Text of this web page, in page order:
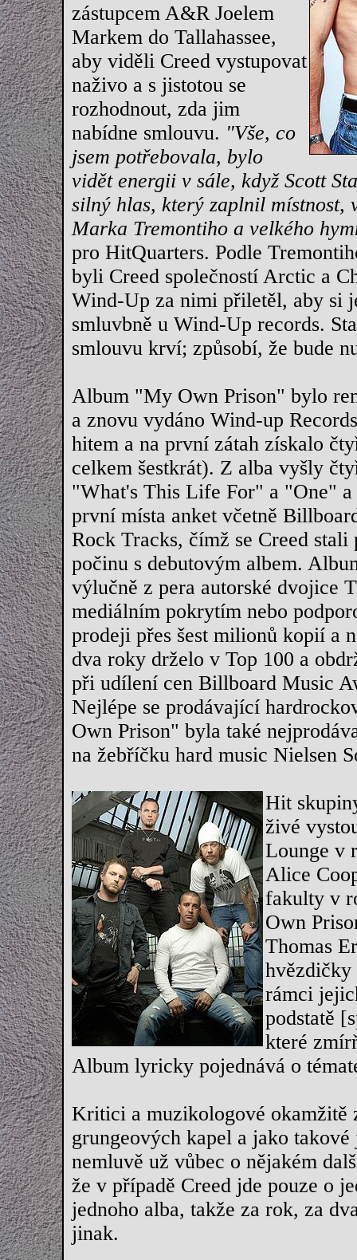
zástupcem A&R Joelem
Markem do Tallahassee,
aby viděli Creed vystupovat
naživo a s jistotou se
rozhodnout, zda jim
nabídne smlouvu. "Vše, co
jsem potřebovala, bylo
vidět energii v sále, když Scott
silný hlas, který zaplnil
Marka Tremontiho a velkého
pro HitQuarters. Podle
byli Creed společností Arctic a
Wind-Up za nimi přiletěl, aby si
smluvbně u Wind-Up records.
smlouvu krví; způsobí, že bude
Album "My Own Prison" bylo
a znovu vydáno Wind-up
hitem a na první zátah získalo
celkem šestkrát). Z alba vyšly
"What's This Life For" a "One" a
první místa anket včetně
Rock Tracks, čímž se Creed
počinu s debutovým albem.
výlučně z pera autorské dvojice
mediálním pokrytím nebo
prodeji přes šest milionů kopií a
dva roky drželo v Top 100 a
při udílení cen Billboard Music
Nejlépe se prodávající
Own Prison" byla také
na žebříčku hard music Nielsen
Hit
živé
Lounge v
Alice
fakulty v
Own
Thomas
hvězdičky
rámci
podstatě
které
Album lyricky pojednává o
Kritici a muzikologové okamžitě
grungeových kapel a jako
nemluvě už vůbec o nějakém
že v případě Creed jde pouze o
jednoho alba, takže za rok, za
jinak.